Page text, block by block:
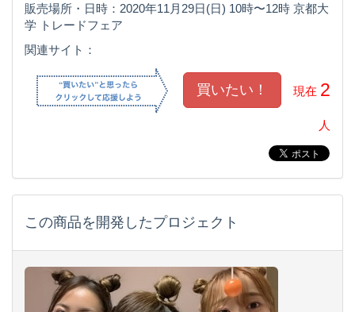
販売場所・日時：2020年11月29日(日) 10時〜12時 京都大
学 トレードフェア
関連サイト：
現在 2
人
この商品を開発したプロジェクト